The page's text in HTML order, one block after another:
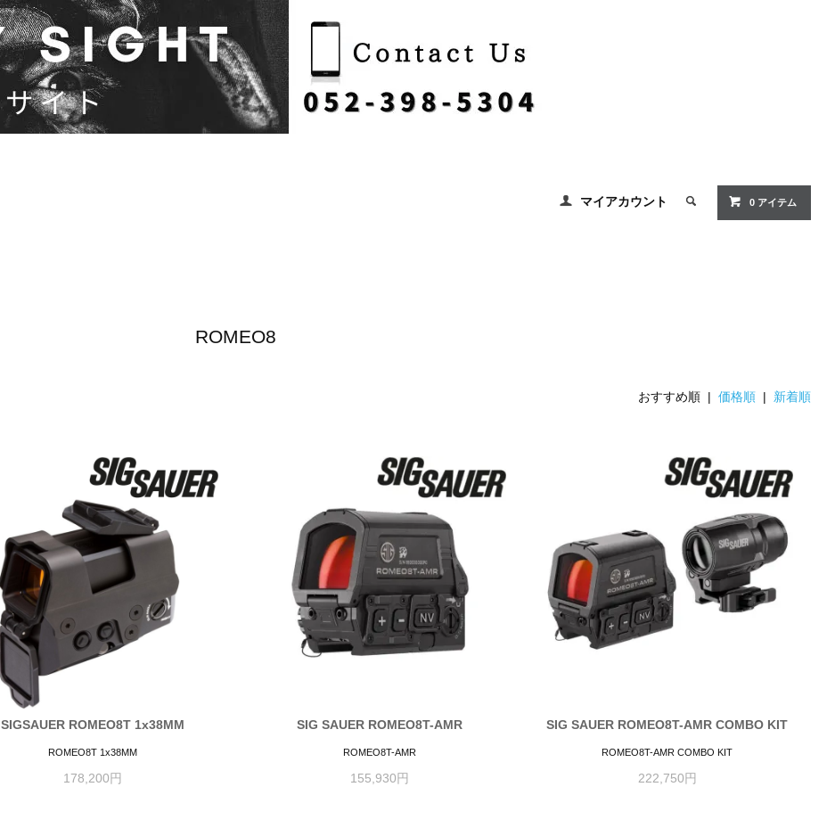
マイアカウント 0 アイテム
ROMEO8
おすすめ順 |価格順 | 新着順
SIGSAUER ROMEO8T 1x38MM
ROMEO8T 1x38MM
178,200円
SIG SAUER ROMEO8T-AMR
ROMEO8T-AMR
155,930円
SIG SAUER ROMEO8T-AMR COMBO KIT
ROMEO8T-AMR COMBO KIT
222,750円